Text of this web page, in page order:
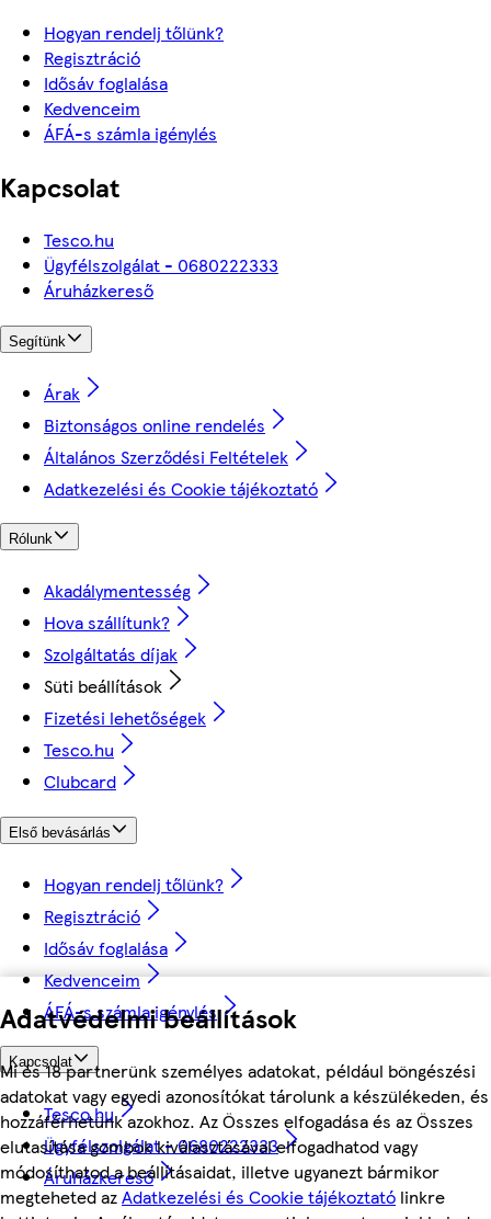
Adatvédelmi beállítások
Mi és 18 partnerünk személyes adatokat, például böngészési
adatokat vagy egyedi azonosítókat tárolunk a készülékeden, és
hozzáférhetünk azokhoz. Az Összes elfogadása és az Összes
elutasítása gombok kiválasztásával elfogadhatod vagy
módosíthatod a beállításaidat, illetve ugyanezt bármikor
megteheted azAdatkezelési és Cookie tájékoztató linkre
Hogyan rendelj tőlünk?
Regisztráció
Idősáv foglalása
Kedvenceim
ÁFÁ-s számla igénylés
Kapcsolat
Tesco.hu
Ügyfélszolgálat - 0680222333
Áruházkereső
Segítünk
Árak
Biztonságos online rendelés
Általános Szerződési Feltételek
Adatkezelési és Cookie tájékoztató
Rólunk
Akadálymentesség
Hova szállítunk?
Szolgáltatás díjak
Süti beállítások
Fizetési lehetőségek
Tesco.hu
Clubcard
Első bevásárlás
Hogyan rendelj tőlünk?
Regisztráció
Idősáv foglalása
Kedvenceim
ÁFÁ-s számla igénylés
Kapcsolat
Tesco.hu
Ügyfélszolgálat - 0680222333
Áruházkereső